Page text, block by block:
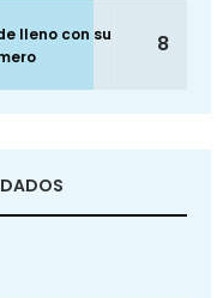
lleno con su
8